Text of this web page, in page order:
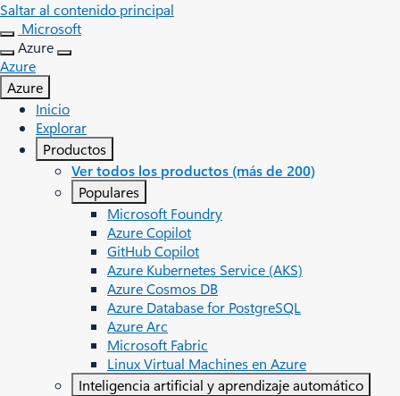
Saltar al contenido principal
Microsoft
Azure
Azure
Azure
Inicio
Explorar
Productos
Ver todos los productos (más de 200)
Populares
Microsoft Foundry
Azure Copilot
GitHub Copilot
Azure Kubernetes Service (AKS)
Azure Cosmos DB
Azure Database for PostgreSQL
Azure Arc​
Microsoft Fabric
Linux Virtual Machines en Azure
Inteligencia artificial y aprendizaje automático